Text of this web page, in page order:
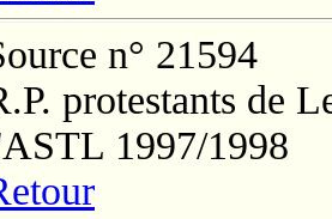
n° 21594
protestants de
1997/1998